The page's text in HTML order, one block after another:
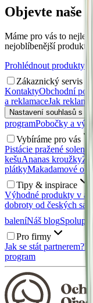
Objevte naše
Máme pro vás to
nejoblíbenější produkty.
Prohlédnout produkty
Zákaznický servis
KontaktyObchodní
a reklamaceJak
Nastavení souhlasů s
programPobočky a
Vybíráme pro vás
Pistácie pražené solené
kešuAnanas kroužky
plátkyMakadamové
Tipy & inspirace
Výhodné produkty v
dobroty od českých
baleníNáš blog
Pro firmy
Jak se stát partnerem?
program